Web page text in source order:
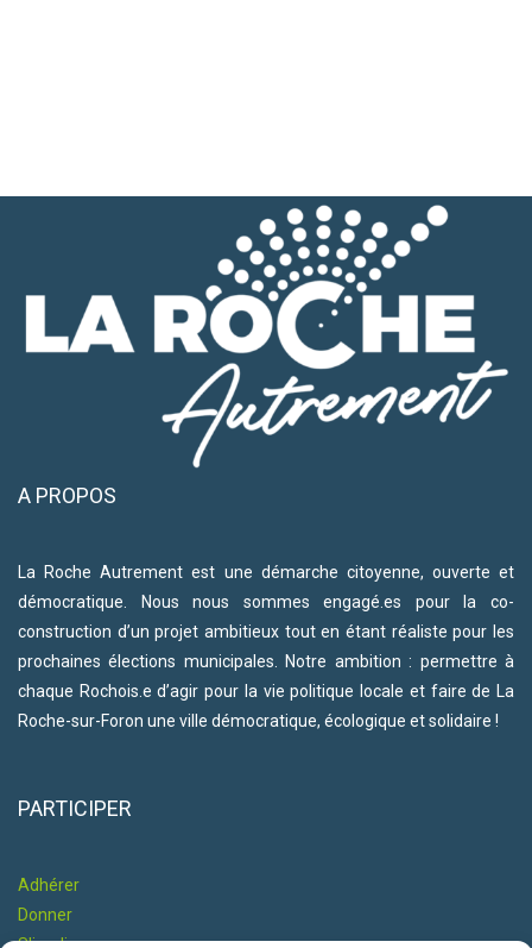
A PROPOS
La Roche Autrement est une démarche citoyenne, ouverte et
démocratique. Nous nous sommes engagé.es pour la co-
construction d’un projet ambitieux tout en étant réaliste pour les
prochaines élections municipales. Notre ambition : permettre à
chaque Rochois.e d’agir pour la vie politique locale et faire de La
Roche-sur-Foron une ville démocratique, écologique et solidaire !
PARTICIPER
Adhérer
Donner